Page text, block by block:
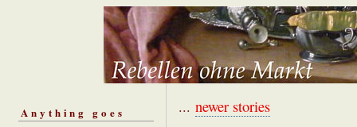
Anything goes ... newer stories